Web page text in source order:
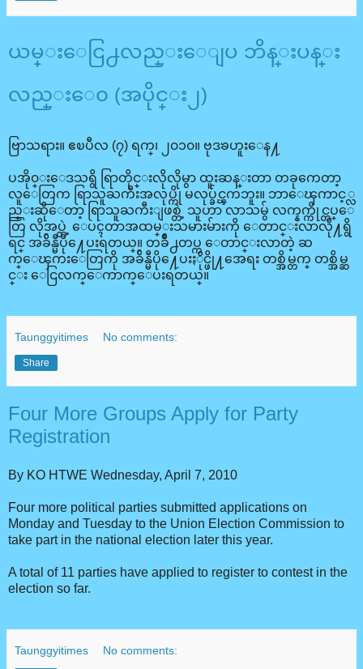
ယမ္းေငြ႕လည္းေျပ ဘိန္းပန္း
လည္းေ၀ (အပိုင္း၂)
ဗြာသရား။ ဧၿပီလ (၇) ရက္၊ ၂၀၁၀။ ဗုဒၶဟူးေန႔
ပအို၀္းေဒသရွိ ရြာတိုင္းလိုလိုမွာ ထူးဆန္းတာ တခုကေတာ့
လူေတြက ရြာသူႀကီးအလုပ္ကို မလုပ္ခ်င္ၾကဘူး။ ဘာေၾကာင့္လ
ည္းဆိုေတာ့ ရြာသူႀကီးျဖစ္တဲ့ သူဟာ လာသမွ် လက္နက္ကိုင္တပ္ေ
တြ လိုအပ္တဲ့ ေပၚတာအထမ္းသမားမ်ားကို ေတာင္းလာလို႔ရွိ
ရင္ အခ်ိန္မီပို႔ေပးရတယ္။ တခ်ဳိ႕တပ္က ေတာင္းလာတဲ့ ဆ
က္ေၾကးေတြကို အခ်ိန္မီပို႔ေပးႏိုင္ဖို႔အေရး တစ္အိမ္တက္ တစ္အိမ္ဆ
င္း ေငြလက္ေကာက္ေပးရတယ္။
Taunggyitimes No comments:
Share
Four More Groups Apply for Party
Registration
By KO HTWE Wednesday, April 7, 2010
Four more political parties submitted applications on
Monday and Tuesday to the Union Election Commission to
take part in the national election later this year.
A total of 11 parties have applied to register to contest in the
election so far.
Taunggyitimes No comments: